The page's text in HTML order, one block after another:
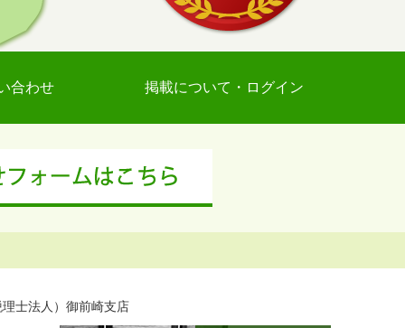
合わせ 掲載について・ログイン
士法人）御前崎支店